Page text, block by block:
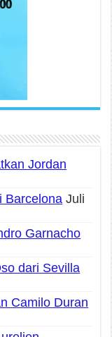
Jordan
Barcelona Juli
Garnacho
dari Sevilla
Camilo Duran